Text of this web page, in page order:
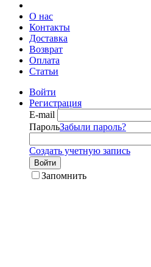
О нас
Контакты
Доставка
Возврат
Оплата
Статьи
Войти
Регистрация
E-mail
ПарольЗабыли пароль?
Создать учетную запись
Войти
Запомнить